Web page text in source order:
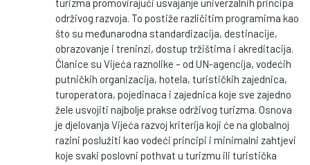
turizma promovirajući usvajanje univerzalnih principa
održivog razvoja. To postiže različitim programima kao
što su međunarodna standardizacija, destinacije,
obrazovanje i treninzi, dostup tržištima i akreditacija.
Članice su Vijeća raznolike – od UN-agencija, vodećih
putničkih organizacija, hotela, turističkih zajednica,
turoperatora, pojedinaca i zajednica koje sve zajedno
žele usvojiti najbolje prakse održivog turizma. Osnova
je djelovanja Vijeća razvoj kriterija koji će na globalnoj
razini poslužiti kao vodeći principi i minimalni zahtjevi
koje svaki poslovni pothvat u turizmu ili turistička